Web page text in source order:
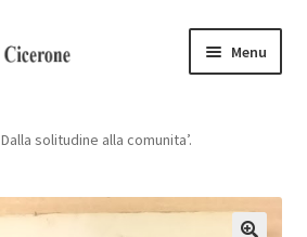
Menu
Dalla solitudine alla comunita’.